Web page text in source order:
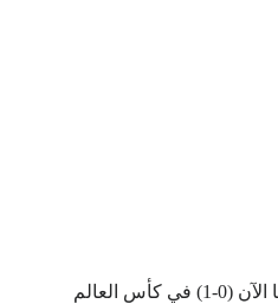
بث مباشر البرتغال ضد كرواتيا الآن (0-1) في كأس العالم